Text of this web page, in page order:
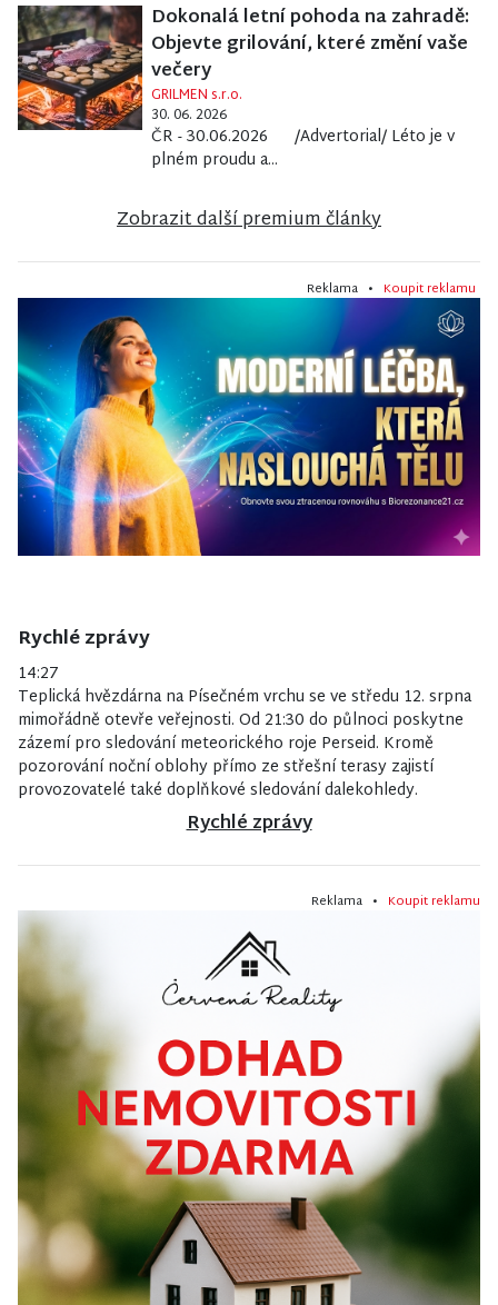
Dokonalá letní pohoda na zahradě:
Objevte grilování, které změní vaše
večery
GRILMEN s.r.o.
30. 06. 2026
ČR - 30.06.2026 /Advertorial/ Léto je v
plném proudu a...
Zobrazit další premium články
Reklama • Koupit reklamu
Rychlé zprávy
14:27
Teplická hvězdárna na Písečném vrchu se ve středu 12. srpna
mimořádně otevře veřejnosti. Od 21:30 do půlnoci poskytne
zázemí pro sledování meteorického roje Perseid. Kromě
pozorování noční oblohy přímo ze střešní terasy zajistí
provozovatelé také doplňkové sledování dalekohledy.
Rychlé zprávy
Reklama • Koupit reklamu